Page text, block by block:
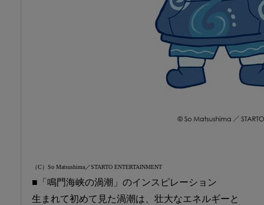
（C）So Matsushima／STARTO ENTERTAINMENT
■「鳴門海峡の渦潮」のインスピレーション
生まれて初めて見た渦潮は、壮大なエネルギーと